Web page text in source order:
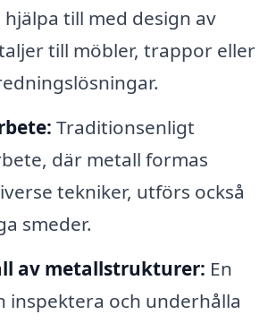
hjälpa till med design av
till möbler, trappor eller
Traditionsenligt
där metall formas
tekniker, utförs också
smeder.
av metallstrukturer: En
inspektera och underhålla